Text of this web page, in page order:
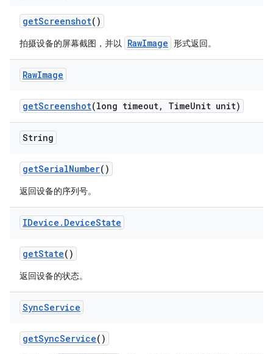
getScreenshot()
拍摄设备的屏幕截图，并以 RawImage 形式返回。
RawImage
getScreenshot(long timeout, TimeUnit unit)
String
getSerialNumber()
返回设备的序列号。
IDevice . DeviceState
getState()
返回设备的状态。
SyncService
getSyncService()